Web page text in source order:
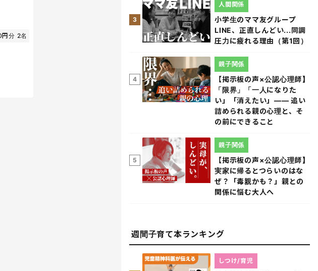
分 2名
3
小学生のママ友グループ
LINE、正直しんどい...同調
圧力に疲れる理由（第1回）
人間関係
4
【掲示板の声×公認心理師】
「限界」「一人になりた
い」「消えたい」―― 追い
詰められる親の心理と、そ
の前にできること
親子関係
5
【掲示板の声×公認心理師】
実家に帰るとつらいのはな
ぜ？「毒親かも？」親との
関係に悩む大人へ
親子関係
週間子育て本ランキング
しつけ/育児